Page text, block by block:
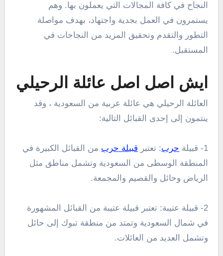
النجاح في كافة المجالات التي يعملون بها. وهم
يستمرون في العمل بجدية واجتهاد، بهدف مواصلة
التطور والتقدم وتحقيق المزيد من النجاحات في
المستقبل.
ايش اصل اصل عائلة الرحيلي
العائلة الرحيلي هي عائلة عربية من السعودية ، وقد
ينتمون إلى إحدى القبائل التالية:
1- قبيلة حرب: تعتبر قبيلة حرب من القبائل الكبيرة في
المنطقة الوسطى من السعودية وتشمل مناطق مثل
الرياض وحائل والقصيم والمجمعة.
2- قبيلة عتيبة: تعتبر قبيلة عتيبة من القبائل المشهورة
في شمال السعودية وتمتد من منطقة تبوك إلى حائل
وتشمل العديد من العائلات.